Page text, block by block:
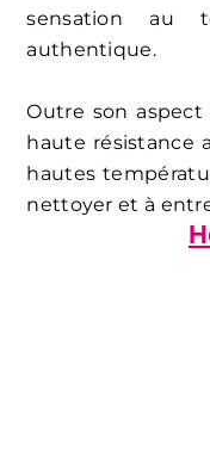
sensation au
authentique.
Outre son aspect
haute résistance
hautes
nettoyer et à